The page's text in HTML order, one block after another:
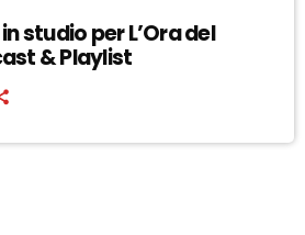
studio per L’Ora del
& Playlist